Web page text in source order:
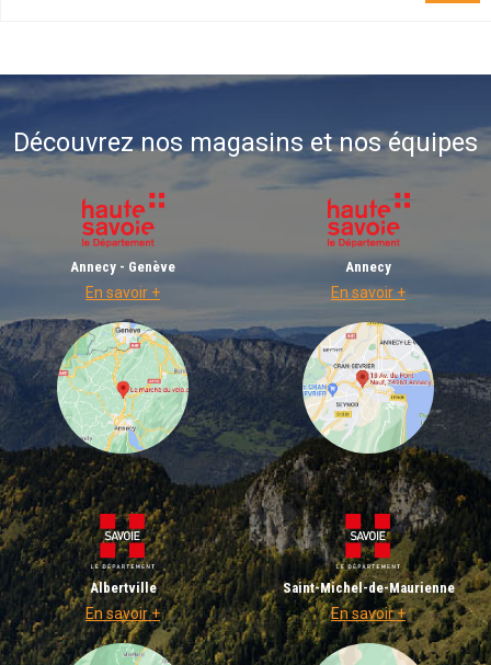
Découvrez nos magasins et nos équipes
Annecy - Genève
En savoir +
Annecy
En savoir +
Albertville
En savoir +
Saint-Michel-de-Maurienne
En savoir +